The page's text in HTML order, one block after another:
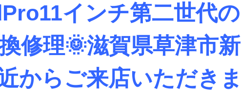
インチ第二世代の
修理🌞滋賀県草津市新
からご来店いただきま